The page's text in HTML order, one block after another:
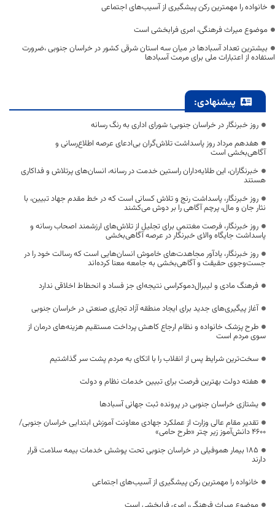
خانواده را مهمترین رکن پیشگیری از آسیب‌های اجتماعی
موضوع میراث فرهنگی، امری فرابخشی است
بیشترین تعداد آسبادها در میان سه استان شرقی کشور در خراسان جنوبی ،ضرورت
استفاده از اعتبارات ملی برای مرمت آسبادها
پیشنهادی:
روز خبرنگار در خراسان جنوبی؛ شورای اداری به رنگ رسانه
هفدهم مرداد روز پاسداشت تلاش‌گران بی‌ادعای عرصه اطلاع‌رسانی و
آگاهی‌بخشی است
خبرنگاران، این طلایه‌داران راستین خدمت در رسانه، انسان‌های پرتلاش و فداکاری
هستند
روز خبرنگار، پاسداشت رنج و تلاش کسانی است که در خط مقدم جهاد تبیین، با
نثار جان و مال، پرچم آگاهی را بر دوش می‌کشند
روز خبرنگار، فرصت مغتنمی برای تجلیل از تلاش‌های ارزشمند اصحاب رسانه و
پاسداشت جایگاه والای خبرنگار در عرصه آگاهی‌بخشی
روز خبرنگار، یادآور مجاهدت‌های خاموش انسان‌هایی است که رسالت خود را در
جست‌وجوی حقیقت و آگاهی‌بخشی به جامعه معنا کرده‌اند
فرهنگ مادی و لیبرال‌دموکراسی نتیجه‌ای جز فساد و انحطاط اخلاقی ندارد
آغاز پیگیری‌های جدید برای ایجاد منطقه آزاد تجاری صنعتی در خراسان جنوبی
طرح پزشک خانواده و نظام ارجاع کاهش پرداخت مستقیم هزینه‌های درمان از
سوی مردم است
سخت‌ترین شرایط پس از انقلاب را با اتکای به مردم پشت سر گذاشتیم
هفته دولت بهترین فرصت برای تبیین خدمات نظام و دولت
یشتازی خراسان جنوبی در پرونده ثبت جهانی آسبادها
تقدیر مقام عالی وزارت از عملکرد جهادی معاونت آموزش ابتدایی خراسان جنوبی/
۴۶۰۰ دانش‌آموز زیر چتر «طرح حامی»
۱۸۵ بیمار هموفیلی در خراسان جنوبی تحت پوشش خدمات بیمه سلامت قرار
دارند
خانواده را مهمترین رکن پیشگیری از آسیب‌های اجتماعی